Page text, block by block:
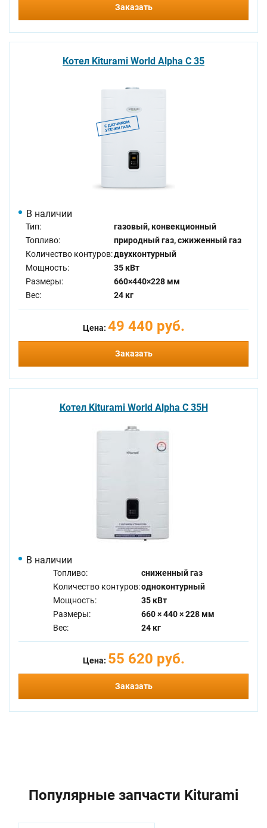
Заказать
Котел Kiturami World Alpha C 35
В наличии
Тип:
газовый, конвекционный
Топливо:
природный газ, сжиженный газ
Количество контуров:двухконтурный
Мощность:
35 кВт
Размеры:
660×440×228 мм
Вес:
24 кг
Цена: 49 440 руб.
Заказать
Котел Kiturami World Alpha C 35H
В наличии
Топливо:
сниженный газ
Количество контуров:одноконтурный
Мощность:
35 кВт
Размеры:
660 × 440 × 228 мм
Вес:
24 кг
Цена: 55 620 руб.
Заказать
Популярные запчасти Kiturami